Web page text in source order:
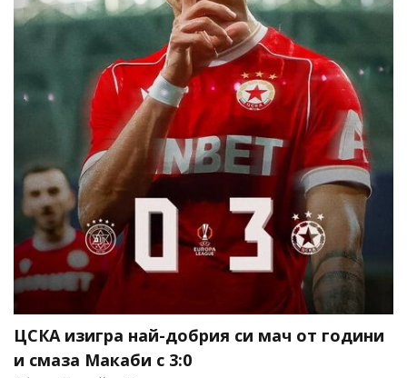
ЦСКА изигра най-добрия си мач от години
и смаза Макаби с 3:0